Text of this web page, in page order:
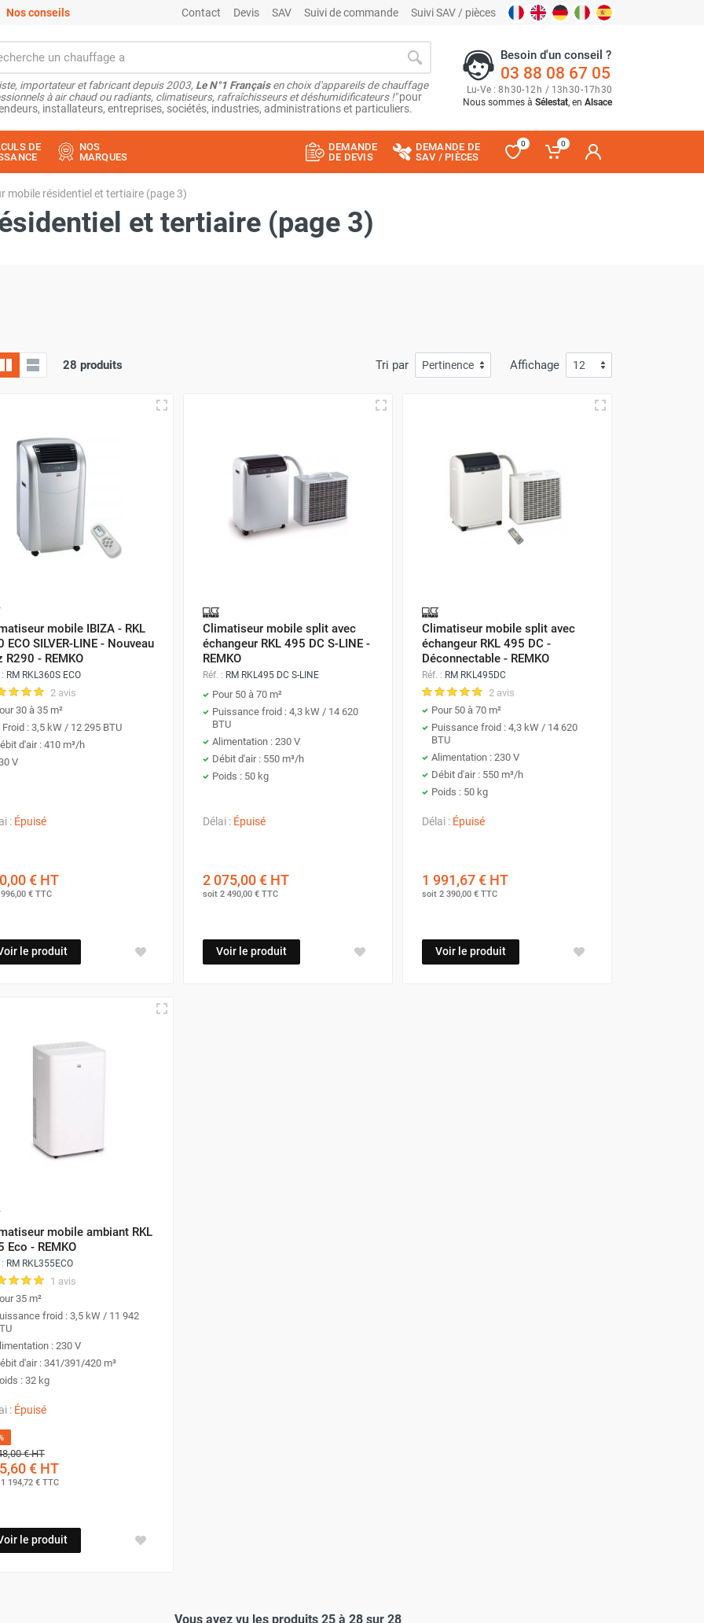
Nos conseils Contact Devis SAV Suivi de commande Suivi SAV / pièces
importateur et fabricant depuis 2003, Le N°1 Françaisen choix d'appareils de chauffage
à air chaud ou radiants, climatiseurs, rafraîchisseurs et déshumidificateurs !"pour
installateurs, entreprises, sociétés, industries, administrations et particuliers.
Besoin d'un conseil ?
03 88 08 67 05
Lu-Ve : 8h30-12h / 13h30-17h30
Nous sommes à Sélestat, en Alsace
DE
NOS
MARQUES
DEMANDE
DE DEVIS
DEMANDE DE
SAV / PIÈCES
0 0
mobile résidentiel et tertiaire (page 3)
et tertiaire (page 3)
28 produits Tri par Affichage
mobile IBIZA - RKL
ECO SILVER-LINE - Nouveau
R290 - REMKO
RM RKL360S ECO
2 avis
30 à 35 m²
Froid : 3,5 kW / 12 295 BTU
d'air : 410 m³/h
V
: Épuisé
€ HT
996,00 € TTC
le produit
Climatiseur mobile split avec
échangeur RKL 495 DC S-LINE -
REMKO
Réf. : RM RKL495 DC S-LINE
Pour 50 à 70 m²
Puissance froid : 4,3 kW / 14 620
BTU
Alimentation : 230 V
Débit d'air : 550 m³/h
Poids : 50 kg
Délai : Épuisé
2 075,00 €HT
soit 2 490,00 €TTC
Voir le produit
Climatiseur mobile split avec
échangeur RKL 495 DC -
Déconnectable - REMKO
Réf. : RM RKL495DC
2 avis
Pour 50 à 70 m²
Puissance froid : 4,3 kW / 14 620
BTU
Alimentation : 230 V
Débit d'air : 550 m³/h
Poids : 50 kg
Délai : Épuisé
1 991,67 €HT
soit 2 390,00 €TTC
Voir le produit
mobile ambiant RKL
Eco - REMKO
RM RKL355ECO
1 avis
35 m²
froid : 3,5 kW / 11 942
: 230 V
d'air : 341/391/420 m³
: 32 kg
: Épuisé
€HT
€ HT
1 194,72 € TTC
le produit
Vous avez vu les produits 25 à 28 sur 28